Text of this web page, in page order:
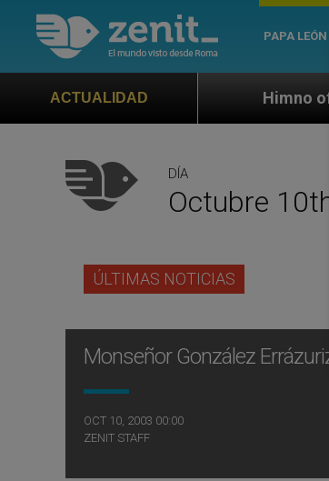
PAPA LEÓN
ACTUALIDADHimno oficial de la
DÍA
Octubre
ÚLTIMAS NOTICIAS
Monseñor González
OCT 10, 2003 00:00
ZENIT STAFF